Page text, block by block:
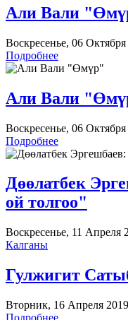
Али Вали
Воскресенье, 06
Подробнее
Али Вали
Воскресенье, 06
Подробнее
Дөөлатбек
ой толгоо"
Воскресенье, 11 Апреля
Калганы
Гулжигит
Вторник, 16 Апреля